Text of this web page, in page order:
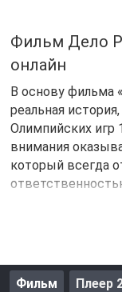
Фильм Дело
онлайн
В основу фильма
реальная
Олимпийских игр
внимания
который всегда
получает
праздничного
саперов.
Фильм Плеер